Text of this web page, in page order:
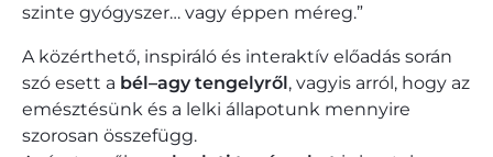
szinte gyógyszer… vagy éppen méreg.”
A közérthető, inspiráló és interaktív előadás során
szó esett a bél–agy tengelyről, vagyis arról, hogy az
emésztésünk és a lelki állapotunk mennyire
szorosan összefügg.